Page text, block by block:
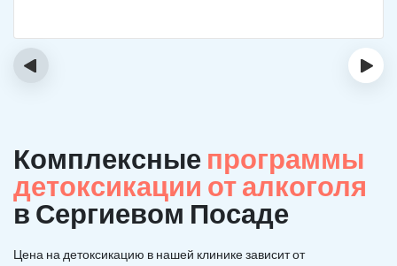
‹ ›
Комплексные программы
детоксикации от алкоголя
в Сергиевом Посаде
Цена на детоксикацию в нашей клинике зависит от